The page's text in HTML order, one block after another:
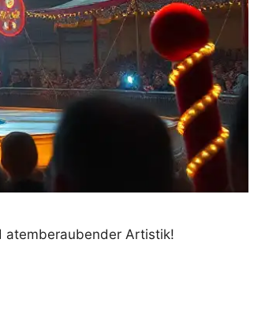
atemberaubender Artistik!